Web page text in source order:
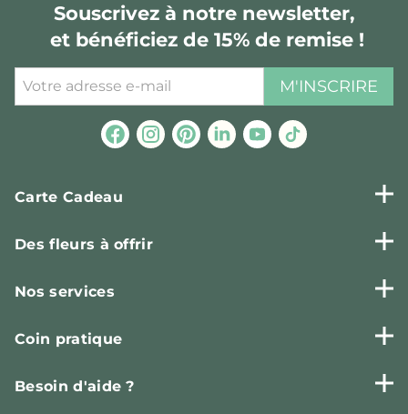
Souscrivez à notre newsletter,
et bénéficiez de 15% de remise !
M'INSCRIRE
Carte Cadeau
Des fleurs à offrir
Nos services
Coin pratique
Besoin d'aide ?